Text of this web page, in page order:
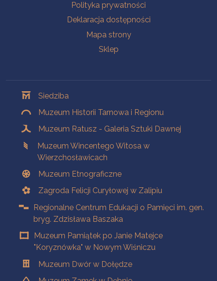
Polityka prywatności
Deklaracja dostępności
Mapa strony
Sklep
Siedziba
Muzeum Historii Tarnowa i Regionu
Muzeum Ratusz - Galeria Sztuki Dawnej
Muzeum Wincentego Witosa w
Wierzchosławicach
Muzeum Etnograficzne
Zagroda Felicji Curyłowej w Zalipiu
Regionalne Centrum Edukacji o Pamięci im. gen.
bryg. Zdzisława Baszaka
Muzeum Pamiątek po Janie Matejce
"Koryznówka" w Nowym Wiśniczu
Muzeum Dwór w Dołędze